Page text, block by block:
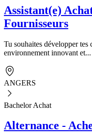
Assistant(e)
Fournisseurs
Tu souhaites développer tes
environnement innovant et...
ANGERS
Bachelor Achat
Alternance -